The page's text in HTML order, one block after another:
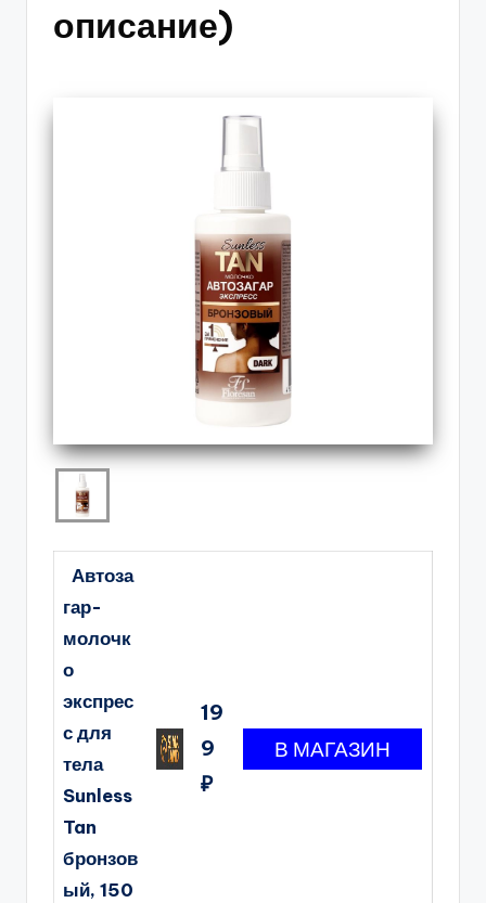
описание)
Автоза
гар-
молочк
о
экспрес
с для
тела
Sunless
Tan
бронзов
ый, 150
19
9
₽